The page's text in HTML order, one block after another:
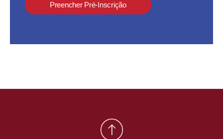
Preencher Pré-Inscrição